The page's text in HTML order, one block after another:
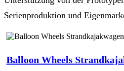
Serienproduktion und
Balloon Wheels